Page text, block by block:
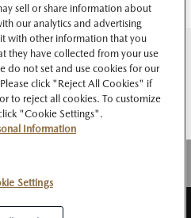
ャルメデ
sell or share information about
our analytics and advertising
with other information that you
they have collected from your use
do not set and use cookies for our
click "Reject All Cookies" if
to reject all cookies. To customize
"Cookie Settings".
Information
Settings